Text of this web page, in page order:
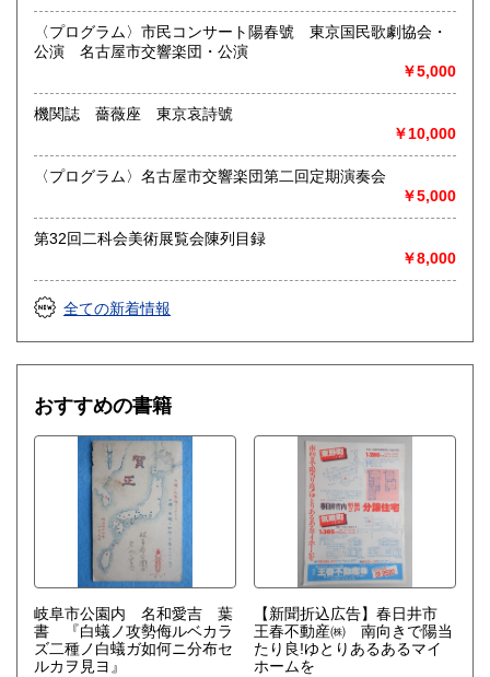
愛知県・岐阜県を中心に近県の方、日時打ち合わせの後、ご
訪問し、見積もり・買入をさせていただきます。
まずはお気軽にご連絡ください。
お品物を送料着払いでお送りいただければ、即日に評価しご
連絡ご送金いたします。
愛知県江南市前飛保町栄284 扶桑文庫 担当井
上
取り扱い分野
総記、哲学宗教、歴史、社会科学、自然科学、美術工芸、国
語国文、外国文学、古典籍、近代文献、趣味、外国書、サブ
カルチャー、古書一般（その他）
古文書・和本・刷り物・絵葉書・近代文献資料・エフェメラ
〈プログラム〉市民コンサート陽春號 東京国民歌劇協会・
公演 名古屋市交響楽団・公演
￥5,000
機関誌 薔薇座 東京哀詩號
￥10,000
〈プログラム〉名古屋市交響楽団第二回定期演奏会
￥5,000
第32回二科会美術展覧会陳列目録
￥8,000
全ての新着情報
おすすめの書籍
岐阜市公園内 名和愛吉 葉
書 『白蟻ノ攻勢侮ルベカラ
ズ二種ノ白蟻ガ如何ニ分布セ
ルカヲ見ヨ』
【新聞折込広告】春日井市
王春不動産㈱ 南向きで陽当
たり良!ゆとりあるあるマイ
ホームを